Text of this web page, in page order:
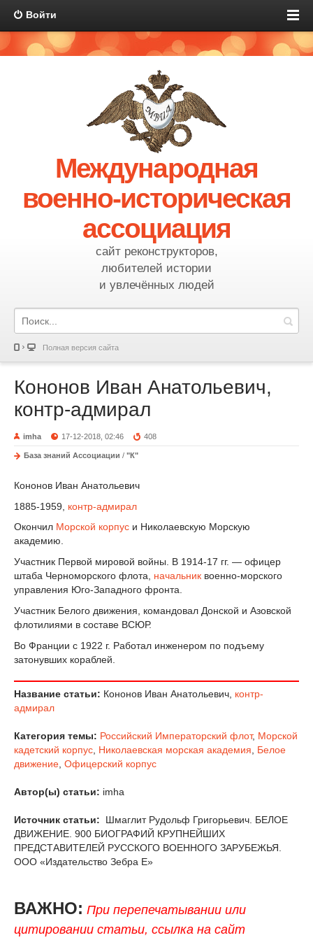
Войти
Международная
военно-историческая
ассоциация
сайт реконструкторов,
любителей истории
и увлечённых людей
Полная версия сайта
Кононов Иван Анатольевич,
контр-адмирал
imha 17-12-2018, 02:46 408
База знаний Ассоциации / "К"
Кононов Иван Анатольевич
1885-1959, контр-адмирал
Окончил Морской корпус и Николаевскую Морскую
академию.
Участник Первой мировой войны. В 1914-17 гг. — офицер
штаба Черноморского флота, начальник военно-морского
управления Юго-Западного фронта.
Участник Белого движения, командовал Донской и Азовской
флотилиями в составе ВСЮР.
Во Франции с 1922 г. Работал инженером по подъему
затонувших кораблей.
Название статьи: Кононов Иван Анатольевич, контр-
адмирал
Категория темы: Российский Императорский флот, Морской
кадетский корпус Николаевская морская академия
Белое
движение Офицерский корпус
Автор(ы) статьи: imha
Источник статьи:
Шмаглит Рудольф Григорьевич. БЕЛОЕ
ДВИЖЕНИЕ. 900 БИОГРАФИЙ КРУПНЕЙШИХ
ПРЕДСТАВИТЕЛЕЙ РУССКОГО ВОЕННОГО ЗАРУБЕЖЬЯ.
ООО «Издательство Зебра Е»
ВАЖНО: При перепечатывании или
цитировании статьи, ссылка на сайт